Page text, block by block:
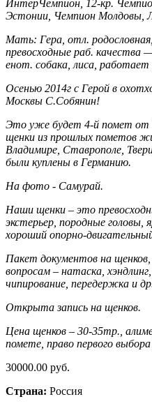
ИнтерЧемпион, 12-кр.
Эстонии, Чемпион Молдовы,
Мать: Гера, отл.
превосходные раб. качества
енот. собака, лиса, работает
Осенью 2014г с Герой в
Москвы С.Собянин!
Это уже будет 4-й помет от
щенки из прошлых пометов
Владимире, Ставрополе,
были куплены в Германию.
На фото - Самурай.
Наши щенки – это
экстерьер, породные головы,
хороший опорно-
Пакет документов на
вопросам – натаска,
чипирование, передержка и
Открыта запись на щенков.
Цена щенков – 30-35тр.,
помете, право первого
30000.00 руб.
Страна: Россия